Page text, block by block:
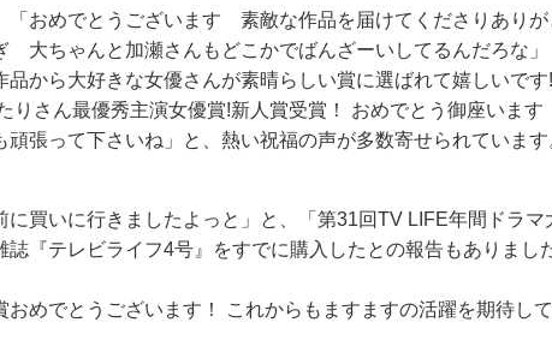
「おめでとうございます 素敵な作品を届けてくださりあり
大ちゃんと加瀬さんもどこかでばんざーいしてるんだろな」
から大好きな女優さんが素晴らしい賞に選ばれて嬉しいです
りさん最優秀主演女優賞!新人賞受賞！ おめでとう御座いま
頑張って下さいね」と、熱い祝福の声が多数寄せられています
に買いに行きましたよっと」と、「第31回TV LIFE年間ドラ
誌『テレビライフ4号』をすでに購入したとの報告もありまし
おめでとうございます！ これからもますますの活躍を期待して